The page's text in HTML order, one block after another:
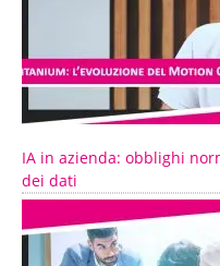
IA in azienda: obblighi
dei dati